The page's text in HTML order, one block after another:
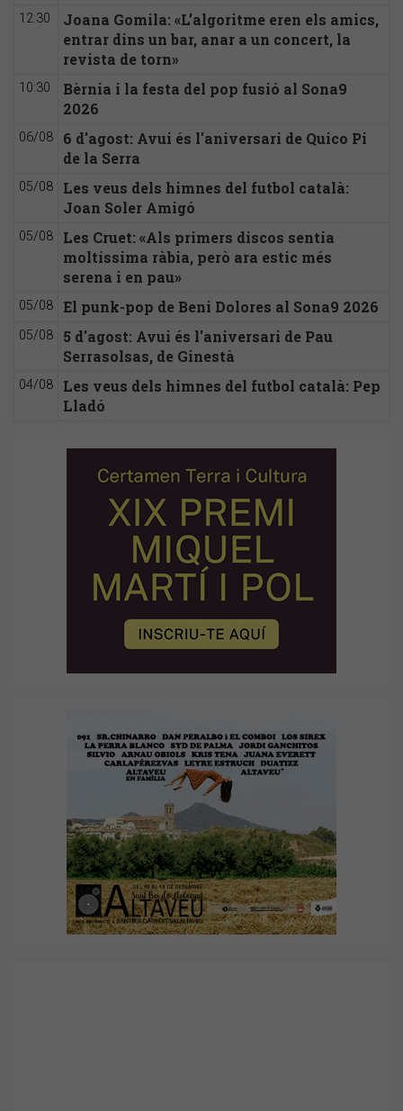
12:30
Joana Gomila: «L’algoritme eren els amics,
entrar dins un bar, anar a un concert, la
revista de torn»
10:30
Bèrnia i la festa del pop fusió al Sona9
2026
06/08
6 d'agost: Avui és l'aniversari de Quico Pi
de la Serra
05/08
Les veus dels himnes del futbol català:
Joan Soler Amigó
05/08
Les Cruet: «Als primers discos sentia
moltíssima ràbia, però ara estic més
serena i en pau»
05/08 El punk-pop de Beni Dolores al Sona9 2026
05/08
5 d'agost: Avui és l'aniversari de Pau
Serrasolsas, de Ginestà
04/08
Les veus dels himnes del futbol català: Pep
Lladó